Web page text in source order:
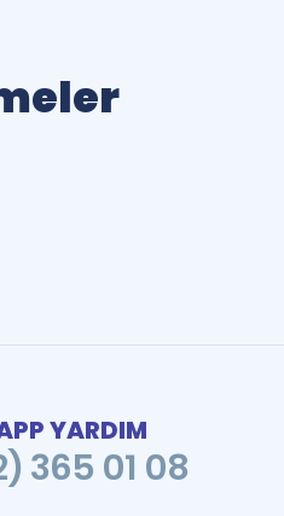
YARDIM
365 01 08